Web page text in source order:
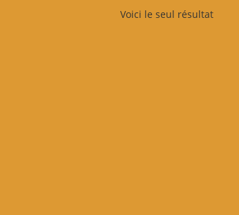
Voici le seul résultat